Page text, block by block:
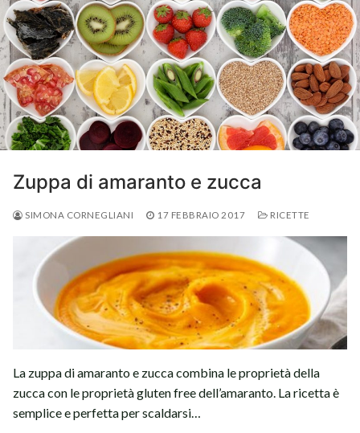
Zuppa di amaranto e zucca
SIMONA CORNEGLIANI 17 FEBBRAIO 2017 RICETTE
La zuppa di amaranto e zucca combina le proprietà della
zucca con le proprietà gluten free dell’amaranto. La ricetta è
semplice e perfetta per scaldarsi…